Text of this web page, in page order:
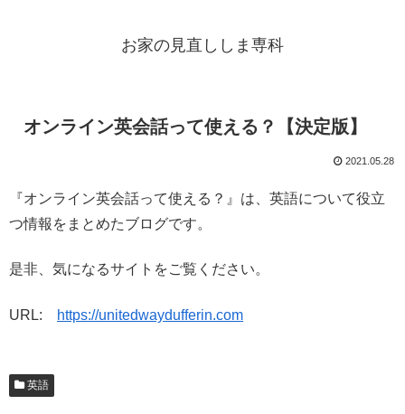
お家の見直ししま専科
オンライン英会話って使える？【決定版】
2021.05.28
『オンライン英会話って使える？』は、英語について役立
つ情報をまとめたブログです。
是非、気になるサイトをご覧ください。
URL: https://unitedwaydufferin.com
英語